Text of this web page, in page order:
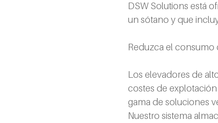
DSW Solutions está
un sótano y que
Reduzca el consumo
Los elevadores de
costes de
gama de soluciones
Nuestro sistema